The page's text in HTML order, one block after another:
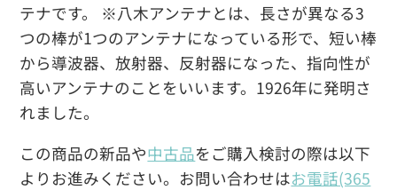
テナです。 ※八木アンテナとは、長さが異なる3
つの棒が1つのアンテナになっている形で、短い棒
から導波器、放射器、反射器になった、指向性が
高いアンテナのことをいいます。1926年に発明さ
れました。
この商品の新品や中古品をご購入検討の際は以下
よりお進みください。お問い合わせはお電話(365